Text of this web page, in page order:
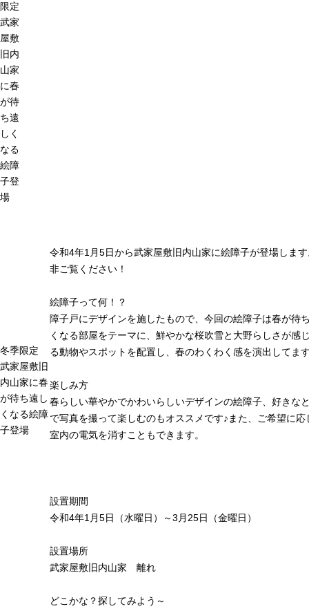
限定
武家
屋敷
旧内
山家
に春
が待
ち遠
しく
なる
絵障
子登
場
冬季限定
武家屋敷旧
内山家に春
が待ち遠し
くなる絵障
子登場
令和4年1月5日から武家屋敷旧内山家に絵障子が登場しま
非ご覧ください！
絵障子って何！？
障子戸にデザインを施したもので、今回の絵障子は春が待
くなる部屋をテーマに、鮮やかな桜吹雪と大野らしさが感
る動物やスポットを配置し、春のわくわく感を演出してま
楽しみ方
春らしい華やかでかわいらしいデザインの絵障子、好きな
で写真を撮って楽しむのもオススメです♪また、ご希望に応
室内の電気を消すこともできます。
設置期間
令和4年1月5日（水曜日）～3月25日（金曜日）
設置場所
武家屋敷旧内山家 離れ
どこかな？探してみよう～